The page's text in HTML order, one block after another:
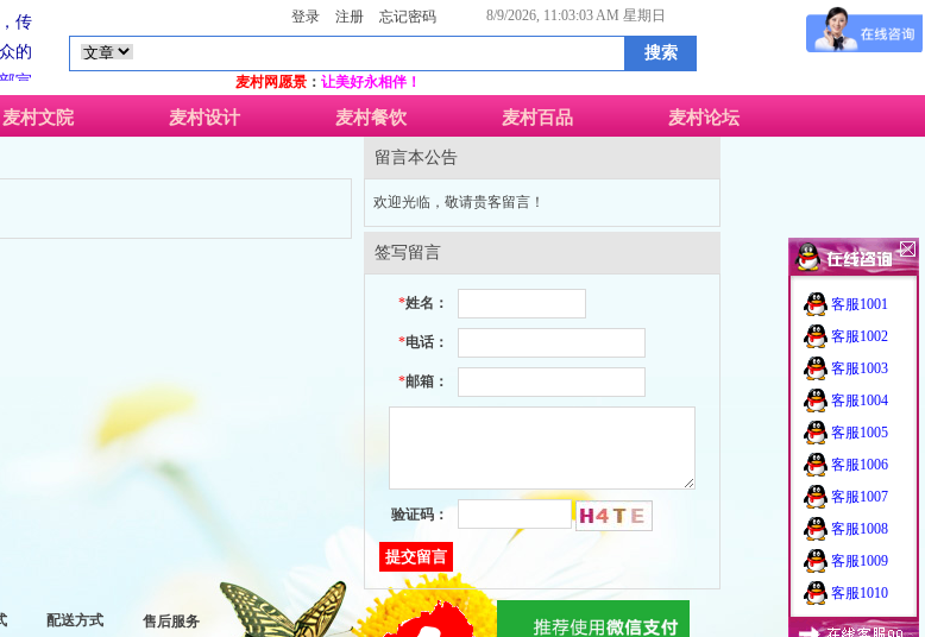
麦村文院 麦村设计 麦村餐饮 麦村百品 麦村论坛
8/9/2026, 11:03:03 AM 星期日
登录 注册 忘记密码
传
的
宣
室 -
流互
麦村网愿景 ： 让美好永相伴！
留言本公告
欢迎光临，敬请贵客留言！
签写留言
*姓名：
*电话：
*邮箱：
验证码：
配送方式
售后服务
客服1001
客服1002
客服1003
客服1004
客服1005
客服1006
客服1007
客服1008
客服1009
客服1010